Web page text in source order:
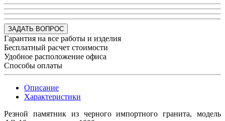
ЗАДАТЬ ВОПРОС
Гарантия на все работы и изделия
Бесплатный расчет стоимости
Удобное расположение офиса
Способы оплаты
Описание
Характеристики
Резной памятник из черного импортного гранита, модель